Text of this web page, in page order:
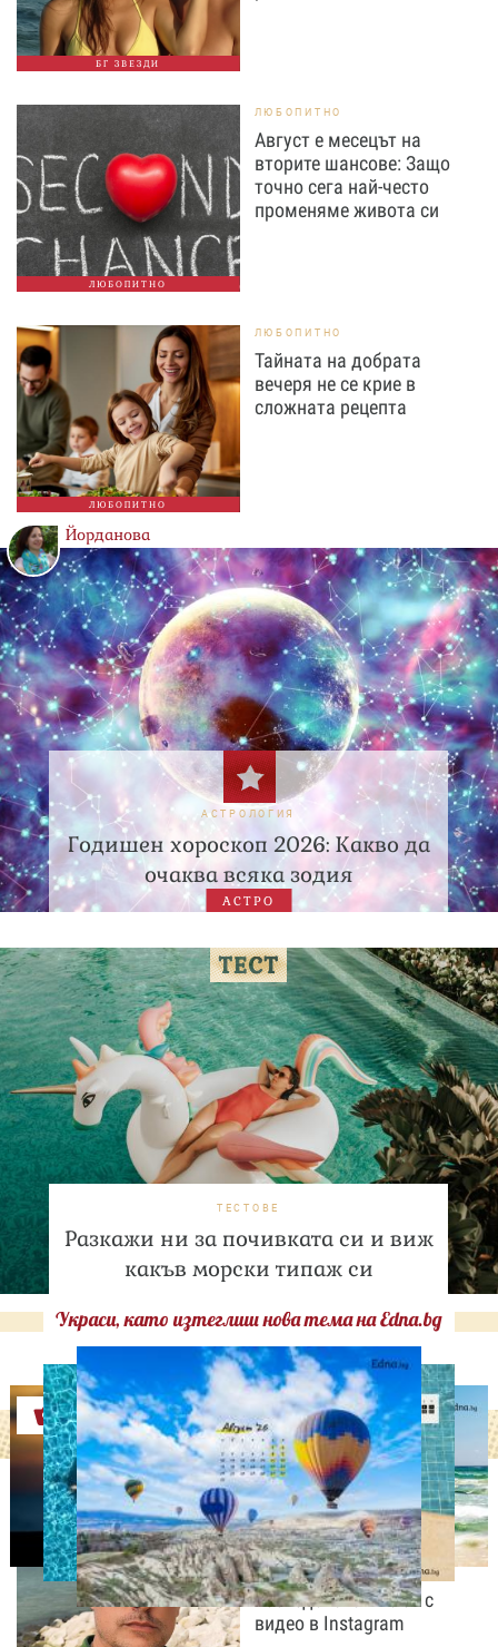
БГ ЗВЕЗДИ
ЛЮБОПИТНО
ЛЮБОПИТНО
Август е месецът на
вторите шансове: Защо
точно сега най-често
променяме живота си
ЛЮБОПИТНО
ЛЮБОПИТНО
Тайната на добрата
вечеря не се крие в
сложната рецепта
Йорданова
АСТРОЛОГИЯ
Годишен хороскоп 2026: Какво да
очаква всяка зодия
АСТРО
ТЕСТОВЕ
Разкажи ни за почивката си и виж
какъв морски типаж си
Украси, като изтеглиш нова тема на Edna.bg
Оферти
ИЗВЕСТНИ
„Не бъдете скромни, а
пищни“: Владимир
Карамазов разсмя
последователите си с
видео в Instagram